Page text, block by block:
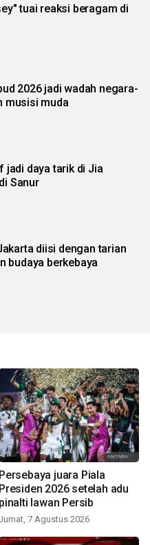
tuai reaksi beragam di
2026 jadi wadah negara-
musisi muda
jadi daya tarik di Jia
Sanur
diisi dengan tarian
budaya berkebaya
Persebaya juara Piala
Presiden 2026 setelah adu
pinalti lawan Persib
7 Agustus 2026